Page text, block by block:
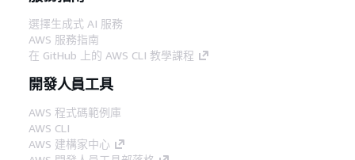
選擇生成式 AI 服務
AWS 服務指南
在 GitHub 上的 AWS CLI 教學課程
開發人員工具
AWS 程式碼範例庫
AWS CLI
AWS 建構家中心